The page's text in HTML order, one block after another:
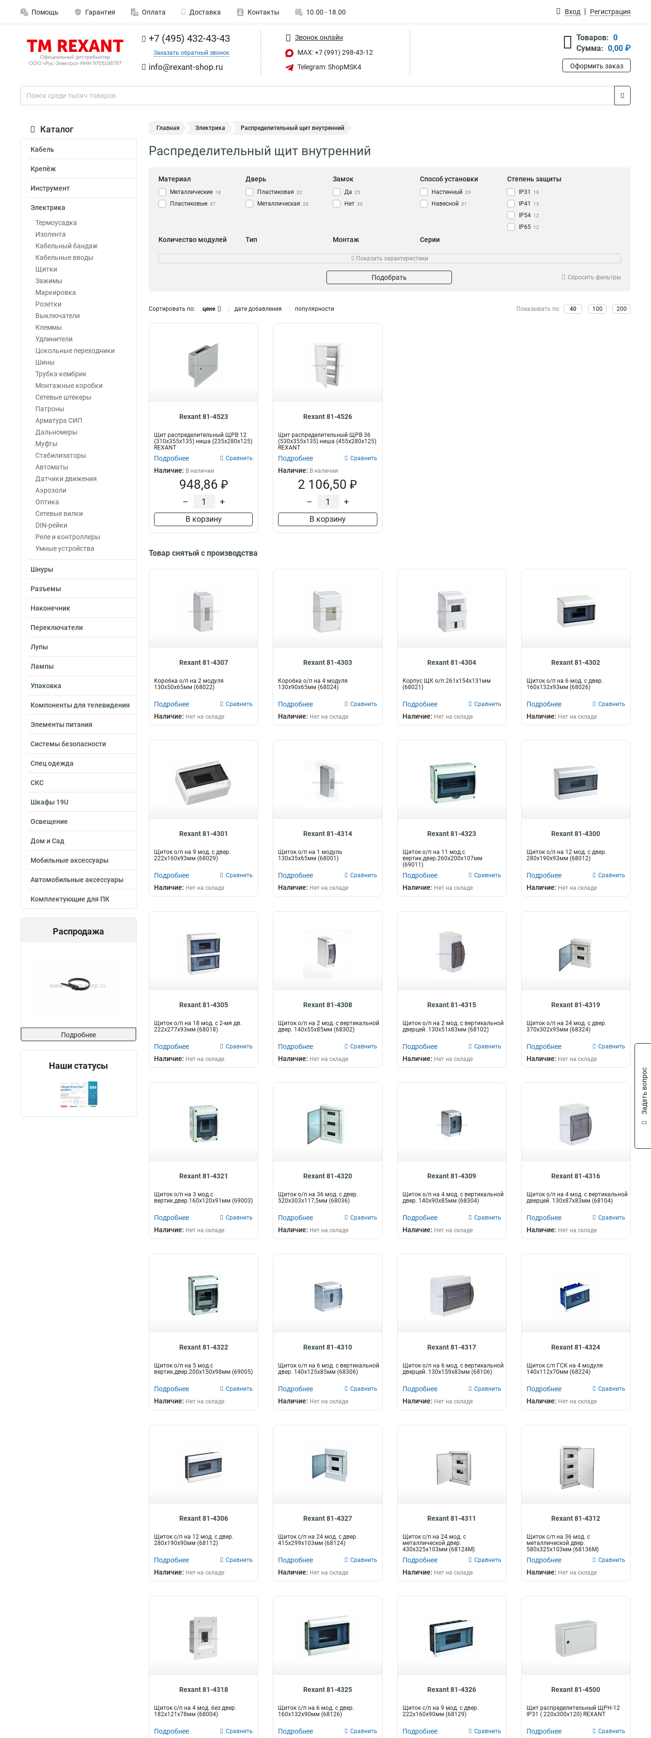
Помощь Гарантия Оплата Доставка Контакты 10.00 - 18.00 Вход Регистрация
+7 (495) 432-43-43
Заказать обратный звонок
info@rexant-shop.ru
Звонок онлайн
MAX: +7 (991) 298-43-12
Telegram: ShopMSK4
Товаров: 0
Сумма: 0,00 ₽
Оформить заказ
Каталог
Кабель
Крепёж
Инструмент
Электрика
Термоусадка
Изолента
Кабельный бандаж
Кабельные вводы
Щитки
Зажимы
Маркировка
Розетки
Выключатели
Клеммы
Удлинители
Цокольные переходники
Шины
Трубка кембрик
Монтажные коробки
Сетевые штекеры
Патроны
Арматура СИП
Дальномеры
Муфты
Стабилизаторы
Автоматы
Датчики движения
Аэрозоли
Оптика
Сетевые вилки
DIN-рейки
Реле и контроллеры
Умные устройства
Шнуры
Разъемы
Наконечник
Переключатели
Лупы
Лампы
Упаковка
Компоненты для телевидения
Элементы питания
Системы безопасности
Спец одежда
СКС
Шкафы 19U
Освещение
Дом и Сад
Мобильные аксессуары
Автомобильные аксессуары
Комплектующие для ПК
Распродажа
Подробнее
Наши статусы
Главная Электрика Распределительный щит внутренний
Распределительный щит внутренний
Материал
Металлические 18
Пластиковые 47
Дверь
Пластиковая 32
Металлическая 20
Замок
Да 25
Нет 30
Способ установки
Настенный 29
Навесной 31
Степень защиты
IP31 18
IP41 15
IP54 12
IP65 12
Количество модулей
2 5
4 6
18 2
24 3
Тип
Распределительный 30
Для автоматов 21
Монтаж
Внутренний 56
Серии
ЩРН 9
ЩРНМ 3
Показать характеристики
Подобрать Сбросить фильтры
Сортировать по: цене дате добавления популярности Показывать по: 40 100 200
Rexant 81-4523
Щит распределительный ЩРВ 12
(310х355х135) ниша (235х280х125)
REXANT
Подробнее Сравнить
Наличие: В наличии
948,86 ₽
– +
В корзину
Rexant 81-4526
Щит распределительный ЩРВ 36
(530х355х135) ниша (455х280х125)
REXANT
Подробнее Сравнить
Наличие: В наличии
2 106,50 ₽
– +
В корзину
Товар снятый с производства
Rexant 81-4307
Коробка о/п на 2 модуля
130х50х65мм (68022)
Подробнее Сравнить
Наличие: Нет на складе
Rexant 81-4303
Коробка о/п на 4 модуля
130х90х65мм (68024)
Подробнее Сравнить
Наличие: Нет на складе
Rexant 81-4304
Корпус ЩК о/п 261х154х131мм
(68021)
Подробнее Сравнить
Наличие: Нет на складе
Rexant 81-4302
Щиток о/п на 6 мод. с двер.
160х132х93мм (68026)
Подробнее Сравнить
Наличие: Нет на складе
Rexant 81-4301
Щиток о/п на 9 мод. с двер.
222х160х93мм (68029)
Подробнее Сравнить
Наличие: Нет на складе
Rexant 81-4314
Щиток о/п на 1 модуль
130х35х65мм (68001)
Подробнее Сравнить
Наличие: Нет на складе
Rexant 81-4323
Щиток о/п на 11 мод.с
вертик.двер.260х200х107мм
(69011)
Подробнее Сравнить
Наличие: Нет на складе
Rexant 81-4300
Щиток о/п на 12 мод. с двер.
280х190х93мм (68012)
Подробнее Сравнить
Наличие: Нет на складе
Rexant 81-4305
Щиток о/п на 18 мод. с 2-мя дв.
222х277х93мм (68018)
Подробнее Сравнить
Наличие: Нет на складе
Rexant 81-4308
Щиток о/п на 2 мод. с вертикальной
двер. 140х55х85мм (68302)
Подробнее Сравнить
Наличие: Нет на складе
Rexant 81-4315
Щиток о/п на 2 мод. с вертикальной
дверцей. 130х51х83мм (68102)
Подробнее Сравнить
Наличие: Нет на складе
Rexant 81-4319
Щиток о/п на 24 мод. с двер.
370х302х95мм (68324)
Подробнее Сравнить
Наличие: Нет на складе
Rexant 81-4321
Щиток о/п на 3 мод.с
вертик.двер.160х120х91мм (69003)
Подробнее Сравнить
Наличие: Нет на складе
Rexant 81-4320
Щиток о/п на 36 мод. с двер.
520х303х117,5мм (68036)
Подробнее Сравнить
Наличие: Нет на складе
Rexant 81-4309
Щиток о/п на 4 мод. с вертикальной
двер. 140х90х85мм (68304)
Подробнее Сравнить
Наличие: Нет на складе
Rexant 81-4316
Щиток о/п на 4 мод. с вертикальной
дверцей. 130х87х83мм (68104)
Подробнее Сравнить
Наличие: Нет на складе
Rexant 81-4322
Щиток о/п на 5 мод.с
вертик.двер.200х150х98мм (69005)
Подробнее Сравнить
Наличие: Нет на складе
Rexant 81-4310
Щиток о/п на 6 мод. с вертикальной
двер. 140х125х85мм (68306)
Подробнее Сравнить
Наличие: Нет на складе
Rexant 81-4317
Щиток о/п на 6 мод. с вертикальной
дверцей. 130х159х83мм (68106)
Подробнее Сравнить
Наличие: Нет на складе
Rexant 81-4324
Щиток с/п ГСК на 4 модуля
140х112х70мм (68224)
Подробнее Сравнить
Наличие: Нет на складе
Rexant 81-4306
Щиток с/п на 12 мод. с двер.
280х190х90мм (68112)
Подробнее Сравнить
Наличие: Нет на складе
Rexant 81-4327
Щиток с/п на 24 мод. с двер.
415х299х103мм (68124)
Подробнее Сравнить
Наличие: Нет на складе
Rexant 81-4311
Щиток с/п на 24 мод. с
металлической двер.
430х325х103мм (68124М)
Подробнее Сравнить
Наличие: Нет на складе
Rexant 81-4312
Щиток с/п на 36 мод. с
металлической двер.
580х325х103мм (68136М)
Подробнее Сравнить
Наличие: Нет на складе
Rexant 81-4318
Щиток с/п на 4 мод. без двер.
182х121х78мм (68004)
Подробнее Сравнить
Rexant 81-4325
Щиток с/п на 6 мод. с двер.
160х132х90мм (68126)
Подробнее Сравнить
Rexant 81-4326
Щиток с/п на 9 мод. с двер.
222х160х90мм (68129)
Подробнее Сравнить
Rexant 81-4500
Щит распределительный ЩРН-12
IP31 ( 220х300х120) REXANT
Подробнее Сравнить
Задать вопрос